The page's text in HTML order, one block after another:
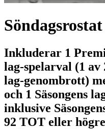
Inkluderar 1
lag-spelarval (1 av
lag-genombrott)
och 1 Säsongens
inklusive
92 TOT eller